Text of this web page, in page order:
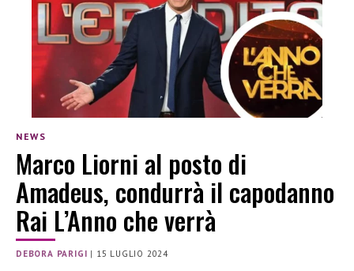
NEWS
Marco Liorni al posto di
Amadeus, condurrà il capodanno
Rai L’Anno che verrà
DEBORA PARIGI | 15 LUGLIO 2024